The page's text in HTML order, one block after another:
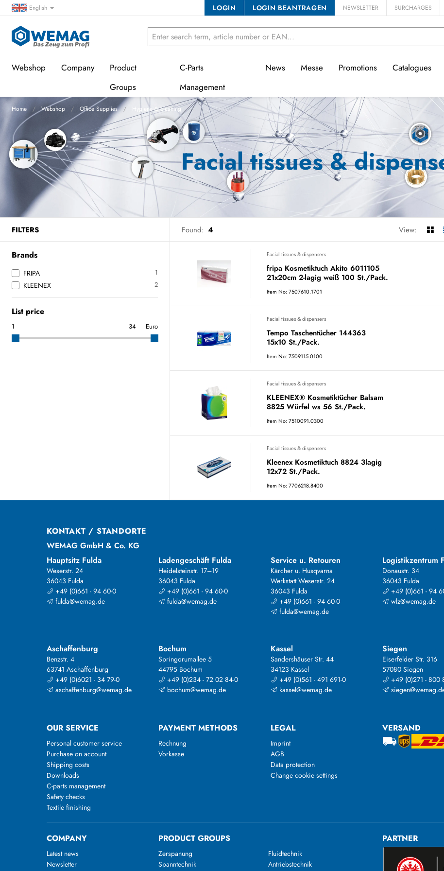
English LOGIN LOGIN BEANTRAGEN NEWSLETTER SURCHARGES
Webshop Company
Product
Groups
C-Parts
Management
News Messe Promotions Catalogues
Home Webshop Office Supplies Hygiene & cleaning
Facial tissues &
FILTERS Found: 4 View:
Brands
FRIPA 1
KLEENEX 2
List price
Euro
Facial tissues & dispensers
fripa Kosmetiktuch Akito 6011105
21x20cm 2-lagig weiß 100 St./Pack.
Item No: 7507610.1701
Facial tissues & dispensers
Tempo Taschentücher 144363
15x10 St./Pack.
Item No: 7509115.0100
Facial tissues & dispensers
KLEENEX® Kosmetiktücher Balsam
8825 Würfel ws 56 St./Pack.
Item No: 7510091.0300
Facial tissues & dispensers
Kleenex Kosmetiktuch 8824 3lagig
12x72 St./Pack.
Item No: 7706218.8400
KONTAKT / STANDORTE
WEMAG GmbH & Co. KG
Hauptsitz Fulda
Weserstr. 24
36043 Fulda
+49 (0)661 - 94 60-0
fulda@wemag.de
Ladengeschäft Fulda
Heidelsteinstr. 17–19
36043 Fulda
+49 (0)661 - 94 60-0
fulda@wemag.de
Service u. Retouren
Kärcher u. Husqvarna
Werkstatt Weserstr. 24
36043 Fulda
+49 (0)661 - 94 60-0
fulda@wemag.de
Logistikzentrum
Donaustr. 34
36043 Fulda
+49 (0)661 - 94
wlz@wemag.de
Aschaffenburg
Benzstr. 4
63741 Aschaffenburg
+49 (0)6021 - 34 79-0
aschaffenburg@wemag.de
Bochum
Springorumallee 5
44795 Bochum
+49 (0)234 - 72 02 84-0
bochum@wemag.de
Kassel
Sandershäuser Str. 44
34123 Kassel
+49 (0)561 - 491 691-0
kassel@wemag.de
Siegen
Eiserfelder Str. 316
57080 Siegen
+49 (0)271 - 800
OUR SERVICE
Personal customer service
Purchase on account
Shipping costs
Downloads
C-parts management
Safety checks
Textile finishing
PAYMENT METHODS
Rechnung
Vorkasse
LEGAL
Imprint
AGB
Data protection
Change cookie settings
VERSAND
COMPANY
Latest news
Newsletter
PRODUCT GROUPS
Zerspanung
Spanntechnik
Fluidtechnik
Antriebstechnik
PARTNER